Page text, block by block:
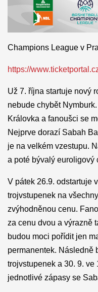
Champions League v
https://
Už 7. října startuje nový
nebude chybět
Královka a fanoušci se
Nejprve dorazí Sabah
je na velkém vzestupu.
a poté bývalý euroligový
V pátek 26.9. odstartuje
trojvstupenek na
zvýhodněnou cenu.
za cenu dvou a výrazně
budou moci pořídit jen
permanentek. Následně
trojvstupenek a 30. 9.
jednotlivé zápasy se